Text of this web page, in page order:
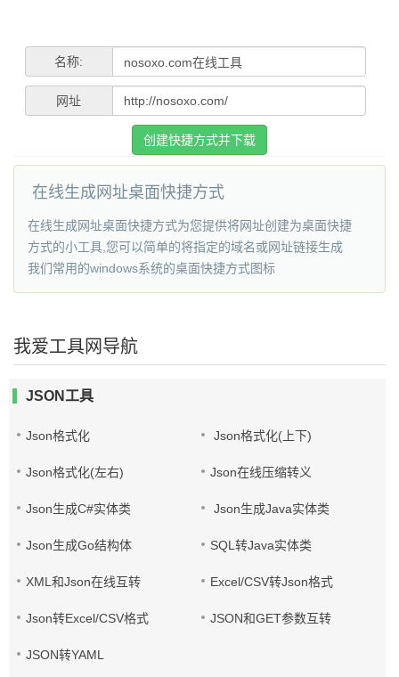
名称:
网址
创建快捷方式并下载
在线生成网址桌面快捷方式
在线生成网址桌面快捷方式为您提供将网址创建为桌面快捷
方式的小工具,您可以简单的将指定的域名或网址链接生成
我们常用的windows系统的桌面快捷方式图标
我爱工具网导航
JSON工具
Json格式化 Json格式化(上下)
Json格式化(左右) Json在线压缩转义
Json生成C#实体类 Json生成Java实体类
Json生成Go结构体 SQL转Java实体类
XML和Json在线互转 Excel/CSV转Json格式
Json转Excel/CSV格式 JSON和GET参数互转
JSON转YAML